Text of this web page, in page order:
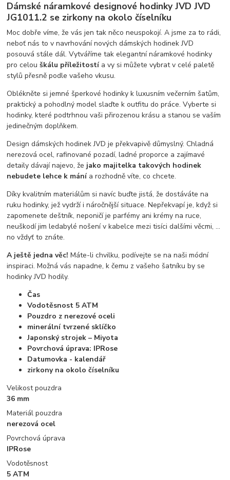
Dámské náramkové designové hodinky JVD JVD
JG1011.2 se zirkony na okolo číselníku
Moc dobře víme, že vás jen tak něco neuspokojí. A jsme za to rádi,
neboť nás to v navrhování nových dámských hodinek JVD
posouvá stále dál. Vytváříme tak elegantní náramkové hodinky
pro celouškálu příležitostía vy si můžete vybrat v celé paletě
stylů přesně podle vašeho vkusu.
Oblékněte si jemné šperkové hodinky k luxusním večerním šatům,
praktický a pohodlný model slaďte k outfitu do práce. Vyberte si
hodinky, které podtrhnou vaši přirozenou krásu a stanou se vaším
jedinečným doplňkem.
Design dámských hodinek JVD je překvapivě důmyslný. Chladná
nerezová ocel, rafinované pozadí, ladné proporce a zajímavé
detaily dávají najevo, že jako majitelka takových hodinek
nebudete lehce k mánía rozhodně víte, co chcete.
Díky kvalitním materiálům si navíc buďte jistá, že dostáváte na
ruku hodinky, jež vydrží i náročnější situace. Nepřekvapí je, když si
zapomenete deštník, neponičí je parfémy ani krémy na ruce,
neuškodí jim ledabylé nošení v kabelce mezi tisíci dalšími věcmi, …
no vždyť to znáte.
A ještě jedna věc! Máte-li chvilku, podívejte se na naši módní
inspiraci. Možná vás napadne, k čemu z vašeho šatníku by se
hodinky JVD hodily.
Čas
Vodotěsnost 5 ATM
Pouzdro z nerezové oceli
minerální tvrzené sklíčko
Japonský strojek – Miyota
Povrchová úprava: IPRose
Datumovka - kalendář
zirkony na okolo číselníku
Velikost pouzdra
36 mm
Materiál pouzdra
nerezová ocel
Povrchová úprava
IPRose
Vodotěsnost
5 ATM